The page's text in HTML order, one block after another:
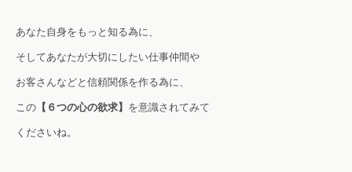
あなた自身をもっと知る為に、
そしてあなたが大切にしたい仕事仲間や
お客さんなどと信頼関係を作る為に、
この 【６つの心の欲求】 を意識されてみて
くださいね。